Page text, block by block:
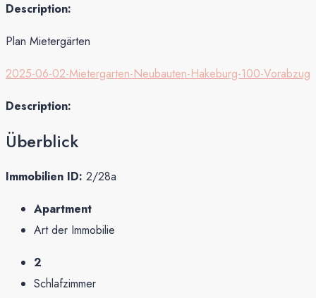
Description:
Plan Mietergärten
2025-06-02-Mietergarten-Neubauten-Hakeburg-100-Vorabzug
Description:
Überblick
Immobilien ID: 2/28a
Apartment
Art der Immobilie
2
Schlafzimmer